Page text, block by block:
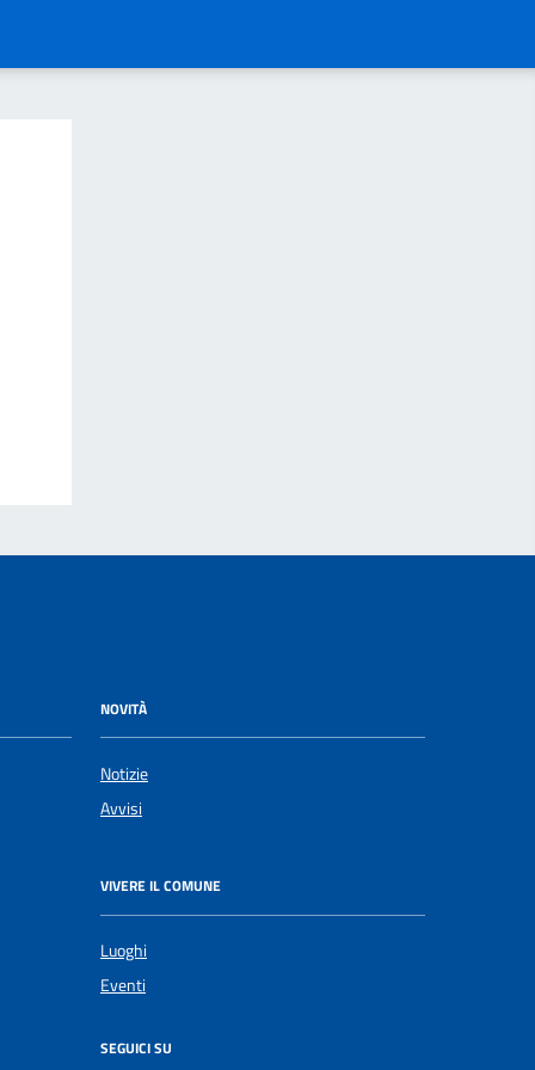
NOVITÀ
Notizie
Avvisi
VIVERE IL COMUNE
Luoghi
Eventi
SEGUICI SU